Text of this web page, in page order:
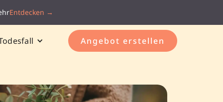
Entdecken →
Angebot erstellen